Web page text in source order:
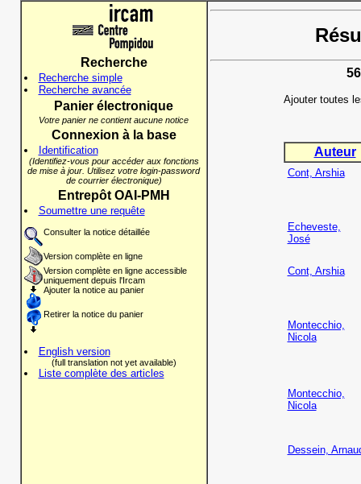
Recherche
Recherche simple
Recherche avancée
Panier électronique
Votre panier ne contient aucune notice
Connexion à la base
Identification
(Identifiez-vous pour accéder aux fonctions
de mise à jour. Utilisez votre login-password
de courrier électronique)
Entrepôt OAI-PMH
Soumettre une requête
Consulter la notice détaillée
Version complète en ligne
Version complète en ligne accessible
uniquement depuis l'Ircam
Ajouter la notice au panier
Retirer la notice du panier
English version
(full translation not yet available)
Liste complète des articles
Ajouter toutes
Auteur
Cont, Arshia
Echeveste,
José
Cont, Arshia
Montecchio,
Nicola
Montecchio,
Nicola
Dessein,